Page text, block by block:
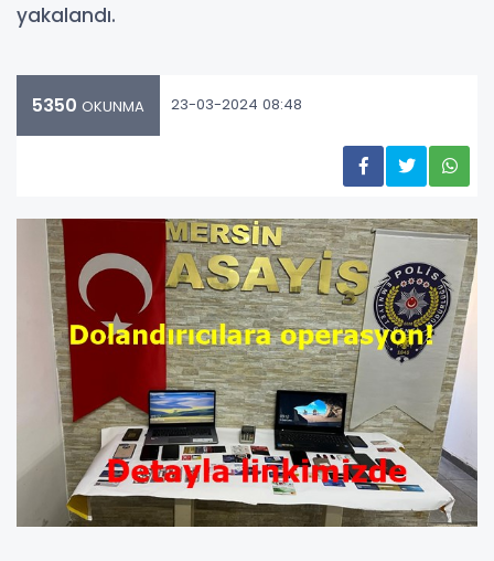
yakalandı.
5350 OKUNMA 23-03-2024 08:48